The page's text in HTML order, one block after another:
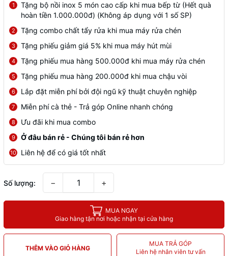
1
Tặng bộ nồi inox 5 món cao cấp khi mua bếp từ (Hết quà
hoàn tiền 1.000.000đ) (Không áp dụng với 1 số SP)
2 Tặng combo chất tẩy rửa khi mua máy rửa chén
3 Tặng phiếu giảm giá 5% khi mua máy hút mùi
4 Tặng phiếu mua hàng 500.000đ khi mua máy rửa chén
5 Tặng phiếu mua hàng 200.000đ khi mua chậu vòi
6 Lắp đặt miễn phí bởi đội ngũ kỹ thuật chuyên nghiệp
7 Miễn phí cà thẻ - Trả góp Online nhanh chóng
8 Ưu đãi khi mua combo
9 Ở đâu bán rẻ - Chúng tôi bán rẻ hơn
10 Liên hệ để có giá tốt nhất
Số lượng: − +
MUA NGAY
Giao hàng tận nơi hoặc nhận tại cửa hàng
THÊM VÀO GIỎ HÀNG
MUA TRẢ GÓP
Liên hệ nhân viên tư vấn